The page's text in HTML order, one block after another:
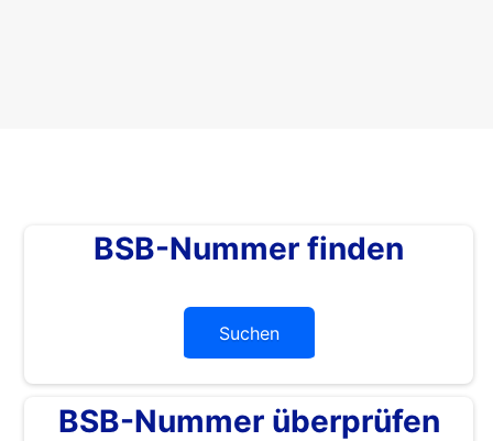
BSB-Nummer finden
Suchen
BSB-Nummer überprüfen